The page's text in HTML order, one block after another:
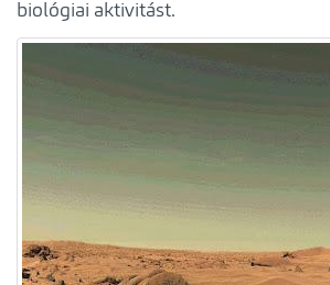
biológiai aktivitást.